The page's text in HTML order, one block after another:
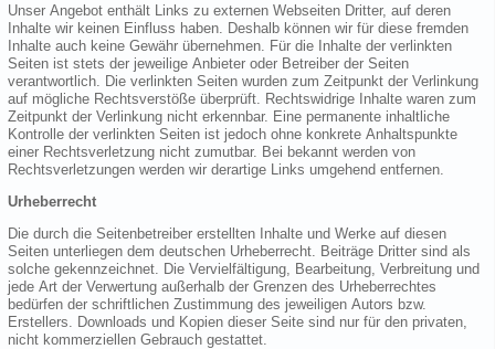
Unser Angebot enthält Links zu externen Webseiten Dritter, auf deren
Inhalte wir keinen Einfluss haben. Deshalb können wir für diese fremden
Inhalte auch keine Gewähr übernehmen. Für die Inhalte der verlinkten
Seiten ist stets der jeweilige Anbieter oder Betreiber der Seiten
verantwortlich. Die verlinkten Seiten wurden zum Zeitpunkt der Verlinkung
auf mögliche Rechtsverstöße überprüft. Rechtswidrige Inhalte waren zum
Zeitpunkt der Verlinkung nicht erkennbar. Eine permanente inhaltliche
Kontrolle der verlinkten Seiten ist jedoch ohne konkrete Anhaltspunkte
einer Rechtsverletzung nicht zumutbar. Bei bekannt werden von
Rechtsverletzungen werden wir derartige Links umgehend entfernen.
Urheberrecht
Die durch die Seitenbetreiber erstellten Inhalte und Werke auf diesen
Seiten unterliegen dem deutschen Urheberrecht. Beiträge Dritter sind als
solche gekennzeichnet. Die Vervielfältigung, Bearbeitung, Verbreitung und
jede Art der Verwertung außerhalb der Grenzen des Urheberrechtes
bedürfen der schriftlichen Zustimmung des jeweiligen Autors bzw.
Erstellers. Downloads und Kopien dieser Seite sind nur für den privaten,
nicht kommerziellen Gebrauch gestattet.